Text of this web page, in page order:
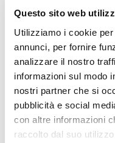
Questo sito web
Utilizziamo i cookie
annunci, per fornire
analizzare il nostro
informazioni sul modo
nostri partner che si
pubblicità e social
con altre informazioni
raccolto dal suo
Le ERICards
pericolo: sulla stessa
relative a gruppi di
Codice KEMLER
Codice EAC (Emergency
Le Schede sono 238 e
omogeneo; le frasi
facilitare la traduzione
l'italiano. Le ERICards